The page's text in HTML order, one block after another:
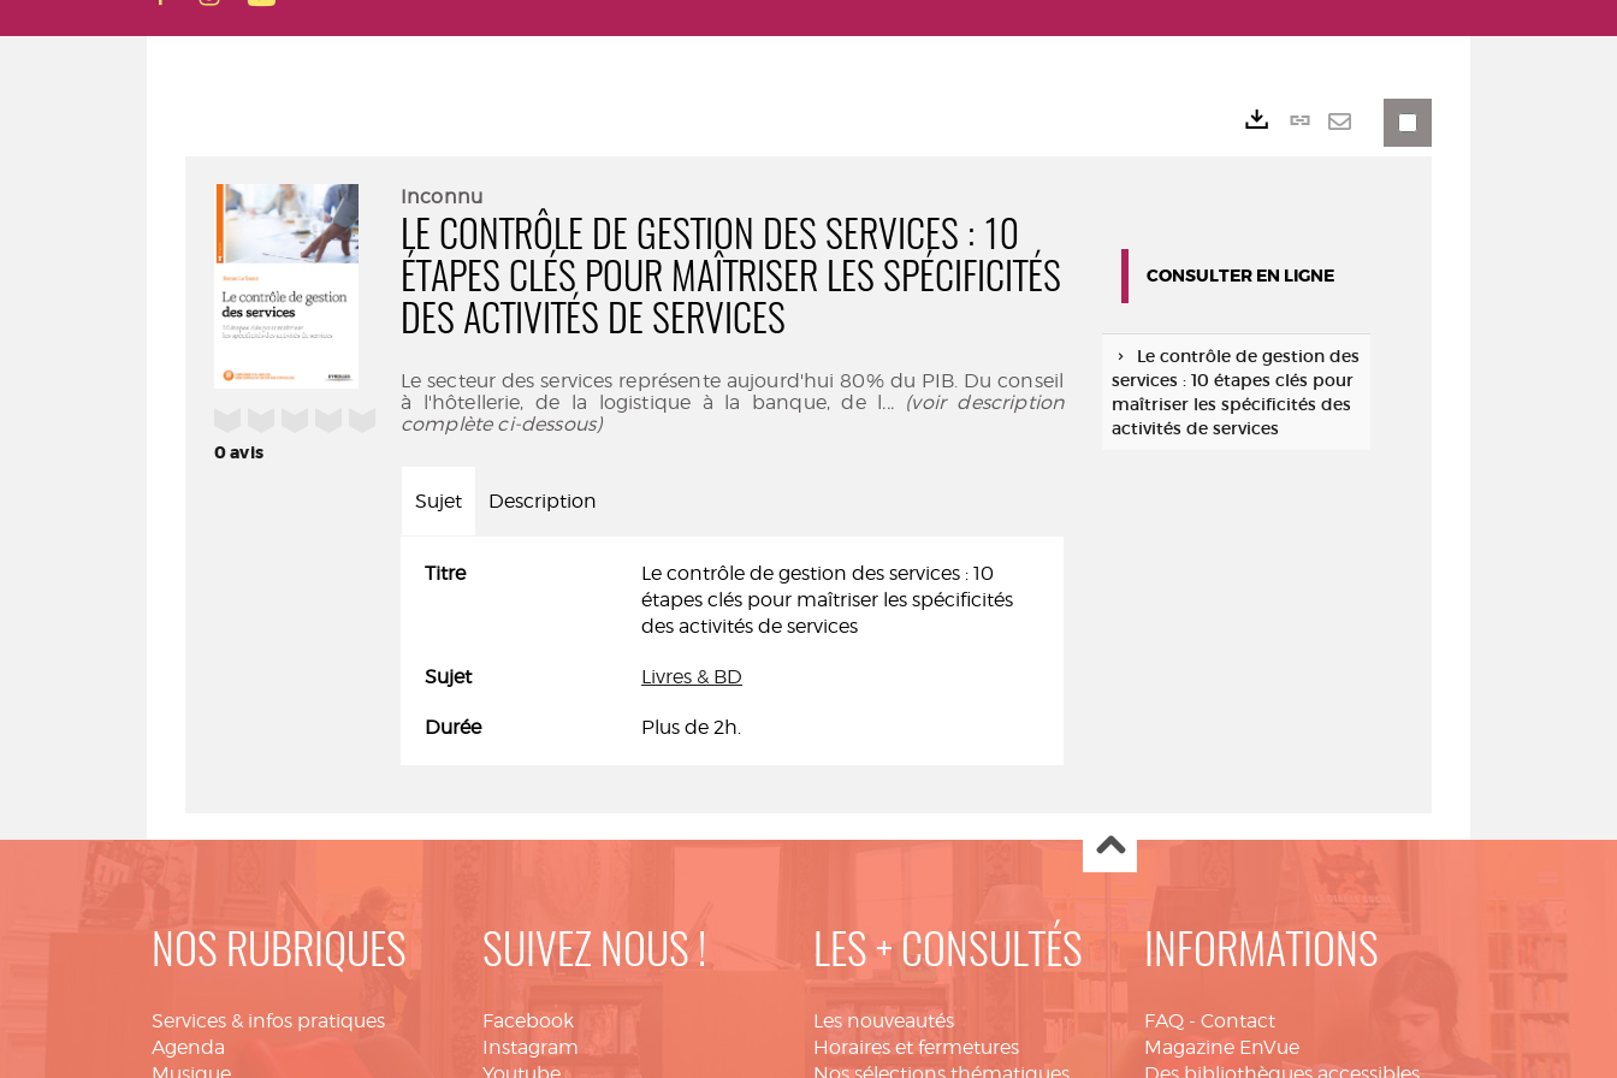
0avis
Inconnu
LE CONTRÔLE DE GESTION DES SERVICES : 10
ÉTAPES CLÉS POUR MAÎTRISER LES SPÉCIFICITÉS
DES ACTIVITÉS DE SERVICES
Le secteur des services représente aujourd'hui 80% du PIB. Du conseil
à l'hôtellerie, de la logistique à la banque, de l... (voir description
complète ci-dessous)
Sujet Description
Titre
Le contrôle de gestion des services : 10
étapes clés pour maîtriser les spécificités
des activités de services
Sujet Livres & BD
Durée Plus de 2h.
Lien
CONSULTER EN LIGNE
Le contrôle de gestion des
services : 10 étapes clés pour
maîtriser les spécificités des
activités de services
NOS RUBRIQUES
Services & infos pratiques
Agenda
SUIVEZ NOUS !
Facebook
Instagram
LES + CONSULTÉS
Les nouveautés
Horaires et fermetures
INFORMATIONS
FAQ - Contact
Magazine EnVue